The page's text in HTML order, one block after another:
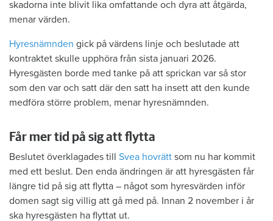
skadorna inte blivit lika omfattande och dyra att åtgärda,
menar värden.
Hyresnämnden gick på värdens linje och beslutade att
kontraktet skulle upphöra från sista januari 2026.
Hyresgästen borde med tanke på att sprickan var så stor
som den var och satt där den satt ha insett att den kunde
medföra större problem, menar hyresnämnden.
Får mer tid på sig att flytta
Beslutet överklagades till Svea hovrätt som nu har kommit
med ett beslut. Den enda ändringen är att hyresgästen får
längre tid på sig att flytta – något som hyresvärden inför
domen sagt sig villig att gå med på. Innan 2 november i år
ska hyresgästen ha flyttat ut.